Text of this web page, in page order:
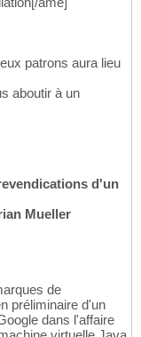
patrons aura lieu
aboutir à un
d'un
Mueller
de
préliminaire d'un
dans l'affaire